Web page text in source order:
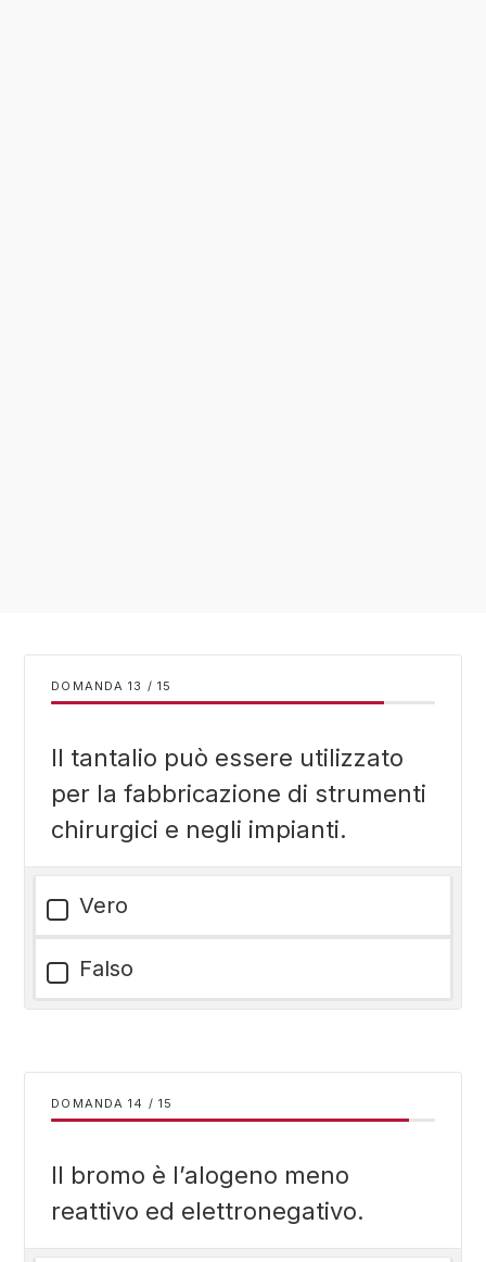
DOMANDA / 15
Il tantalio può essere utilizzato
per la fabbricazione di strumenti
chirurgici e negli impianti.
Vero
Falso
DOMANDA / 15
Il bromo è l’alogeno meno
reattivo ed elettronegativo.